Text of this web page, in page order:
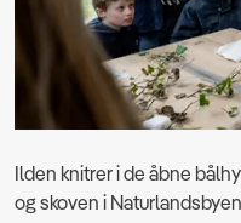
Ilden knitrer i de åbne
og skoven i